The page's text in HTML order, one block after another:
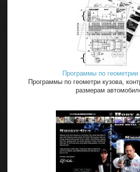
Программы по геометрии
Программы по геометри кузова,
размерам